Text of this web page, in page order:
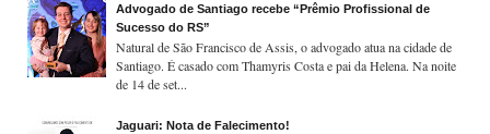
Advogado de Santiago recebe “Prêmio Profissional de
Sucesso do RS”
Natural de São Francisco de Assis, o advogado atua na cidade de
Santiago. É casado com Thamyris Costa e pai da Helena. Na noite
de 14 de set...
Jaguari: Nota de Falecimento!